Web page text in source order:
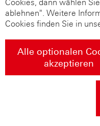
Cookies, dann wählen
ablehnen". Weitere
Cookies finden Sie in
Alle optionalen
akzeptieren